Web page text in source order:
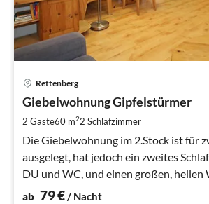
Rettenberg
Giebelwohnung Gipfelstürmer
2 Gäste60 m22 Schlafzimmer
Die Giebelwohnung im 2.Stock ist für
ausgelegt, hat jedoch ein zweites
DU und WC, und einen großen, hellen
Essraum mit Balkon.
ab 79€/ Nacht